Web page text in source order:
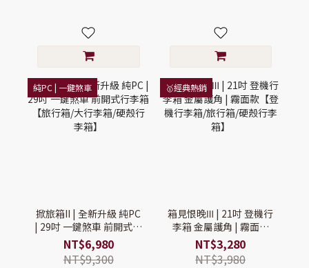
純PC | 一鍵煞車
掀旅箱II | 全新升級 純PC
| 29吋 一鍵煞車 前開式行
李箱【旅行箱/大行李箱/
硬殼行李箱】
NT$6,980
NT$9,300
🥇經典熱銷
箱見恨晚Ⅲ | 21吋 登機行
李箱 金屬護角 | 霧面款
【登機行李箱/旅行箱/硬
殼行李箱】
NT$3,280
NT$3,980